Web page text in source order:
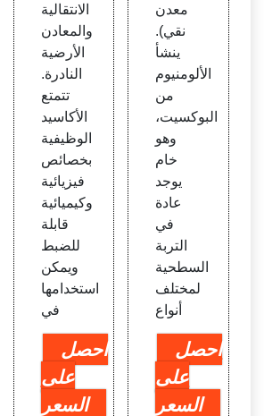
الانتقالية
والمعادن
الأرضية
النادرة.
تتمتع
الأكاسيد
الوظيفية
بخصائص
فيزيائية
وكيميائية
قابلة
للضبط
ويمكن
استخدامها
في
احصل
على
السعر
معدن
نقي).
ينشأ
الألومنيوم
من
البوكسيت،
وهو
خام
يوجد
عادة
في
التربة
السطحية
لمختلف
أنواع
احصل
على
السعر